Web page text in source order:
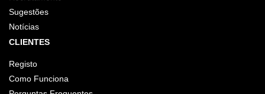
Sugestões
Notícias
CLIENTES
Registo
Como Funciona